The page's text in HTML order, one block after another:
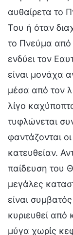
αυθαίρετα το
Του ή όταν
το Πνεύμα από
ενδύει τον
είναι μονάχα
μέσα από τον
λίγο
τυφλώνεται
φαντάζονται
κατευθείαν.
παίδευση του
μεγάλες
είναι
κυριευθεί από
μύγα χωρίς